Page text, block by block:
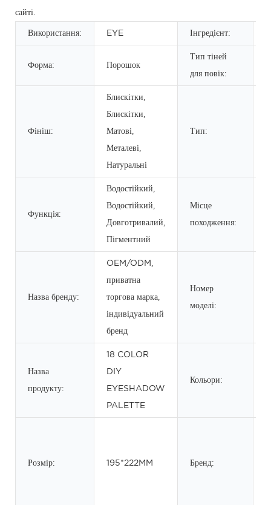
сайті.
Використання: EYE Інгредієнт:
Форма: Порошок
Тип тіней
для повік:
Фініш:
Блискітки,
Блискітки,
Матові,
Металеві,
Натуральні
Тип:
Функція:
Водостійкий,
Водостійкий,
Довготривалий,
Пігментний
Місце
походження:
Назва бренду:
OEM/ODM,
приватна
торгова марка,
індивідуальний
бренд
Номер
моделі:
Назва
продукту:
18 COLOR
DIY
EYESHADOW
PALETTE
Кольори:
Розмір: 195*222MM Бренд: